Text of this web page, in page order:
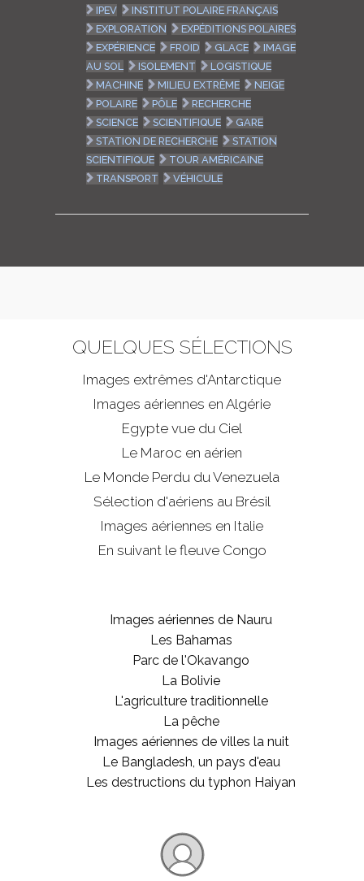
IPEV
INSTITUT POLAIRE FRANÇAIS
EXPLORATION
EXPÉDITIONS POLAIRES
EXPÉRIENCE
FROID GLACE
IMAGE
AU SOL
ISOLEMENT
LOGISTIQUE
MACHINE
MILIEU EXTRÊME
NEIGE
POLAIRE
PÔLE
RECHERCHE
SCIENCE
SCIENTIFIQUE
GARE
STATION DE RECHERCHE
STATION
SCIENTIFIQUE
TOUR AMÉRICAINE
TRANSPORT
VÉHICULE
QUELQUES SÉLECTIONS
Images extrêmes d'Antarctique
Images aériennes en Algérie
Egypte vue du Ciel
Le Maroc en aérien
Le Monde Perdu du Venezuela
Sélection d'aériens au Brésil
Images aériennes en Italie
En suivant le fleuve Congo
Images aériennes de Nauru
Les Bahamas
Parc de l'Okavango
La Bolivie
L'agriculture traditionnelle
La pêche
Images aériennes de villes la nuit
Le Bangladesh, un pays d'eau
Les destructions du typhon Haiyan